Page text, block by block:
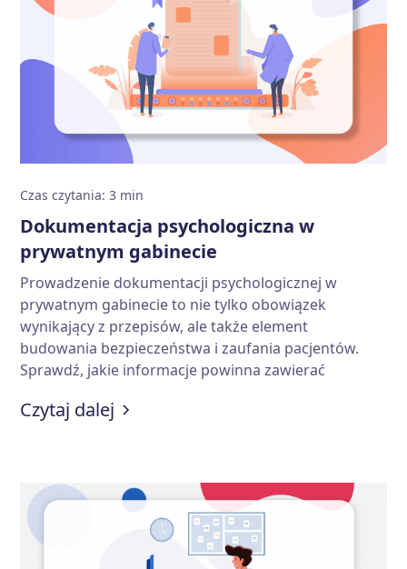
Czas czytania:3 min
Dokumentacja psychologiczna w
prywatnym gabinecie
Prowadzenie dokumentacji psychologicznej w
prywatnym gabinecie to nie tylko obowiązek
wynikający z przepisów, ale także element
budowania bezpieczeństwa i zaufania pacjentów.
Sprawdź, jakie informacje powinna zawierać
oraz jakie zasady ochrony danych osobowych
Czytaj dalej :Dokumentacja psychologiczna